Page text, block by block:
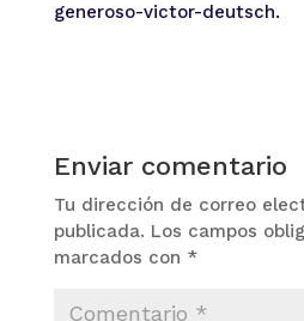
generoso-victor-deutsch.
Enviar comentario
Tu dirección de correo
publicada. Los campos
marcados con *